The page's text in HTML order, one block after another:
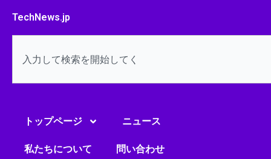
TechNews.jp
トップページ ニュース
私たちについて 問い合わせ